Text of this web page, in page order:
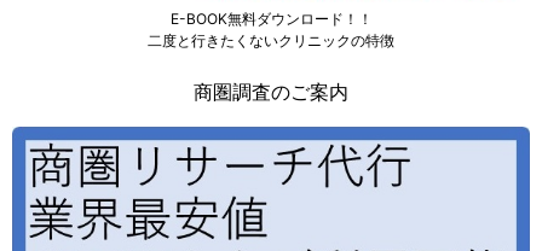
E-BOOK無料ダウンロード！！
二度と行きたくないクリニックの特徴
商圏調査のご案内